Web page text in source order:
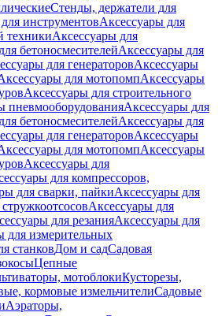
Стенды, держатели для
инструментовАксессуары для
техникиАксессуары для
бетоносмесителейАксессуары для
для генераторовАксессуары
для мотопомпАксессуары
Аксессуары для строительного
пневмооборудованияАксессуары для
бетоносмесителейАксессуары для
для генераторовАксессуары
для мотопомпАксессуары
Аксессуары для
для компрессоров,
для сварки, пайкиАксессуары для
Аксессуары для
для резанияАксессуары для
для измерительных
станковДом и садСадовая
Цепные
мотоблокиКусторезы,
кормовые измельчителиСадовые
Аэраторы,